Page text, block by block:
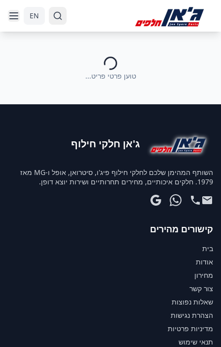
EN
טוען פרטי פריט...
ג'אן חלקי חילוף
השותף המהימן שלכם לחלקי חילוף פיג'ו, סיטרואן, אופל ו-MG מאז
1979. חלקים איכותיים, מחירים תחרותיים ושירות יוצא דופן.
קישורים מהירים
בית
אודות
מחירון
צור קשר
שאלות נפוצות
הצהרת נגישות
מדיניות פרטיות
תנאי שימוש